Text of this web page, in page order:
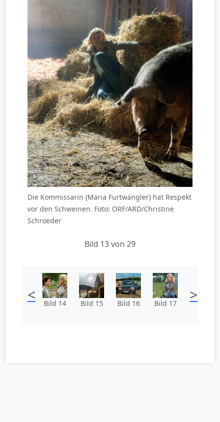
Die Kommissarin (Maria Furtwängler) hat Respekt
vor den Schweinen. Foto: ORF/ARD/Christine
Schroeder
Bild 13 von 29
< Bild 14 Bild 15 Bild 16 Bild 17 >